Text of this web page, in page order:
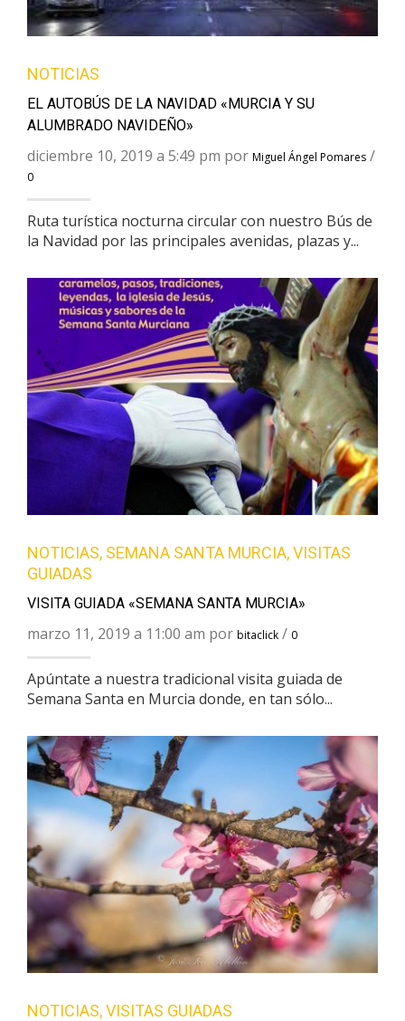
NOTICIAS
EL AUTOBÚS DE LA NAVIDAD «MURCIA Y SU
ALUMBRADO NAVIDEÑO»
diciembre 10, 2019 a 5:49 pm por Miguel Ángel Pomares /
0
Ruta turística nocturna circular con nuestro Bús de
la Navidad por las principales avenidas, plazas y...
NOTICIAS, SEMANA SANTA MURCIA,VISITAS
GUIADAS
VISITA GUIADA «SEMANA SANTA MURCIA»
marzo 11, 2019 a 11:00 am por bitaclick / 0
Apúntate a nuestra tradicional visita guiada de
Semana Santa en Murcia donde, en tan sólo...
NOTICIAS,VISITAS GUIADAS